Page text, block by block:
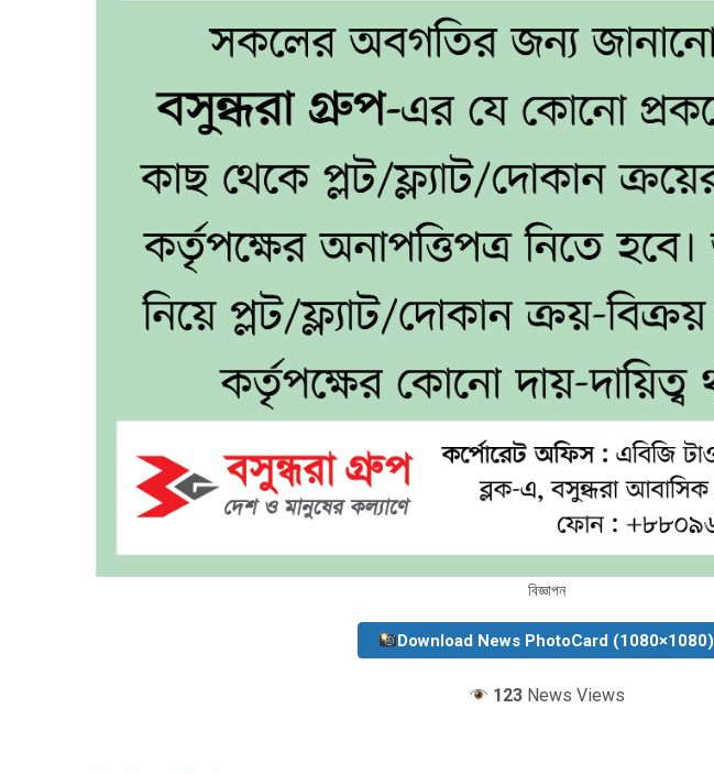
বিজ্ঞাপন
Download News PhotoCard (1080×1080)
123News Views